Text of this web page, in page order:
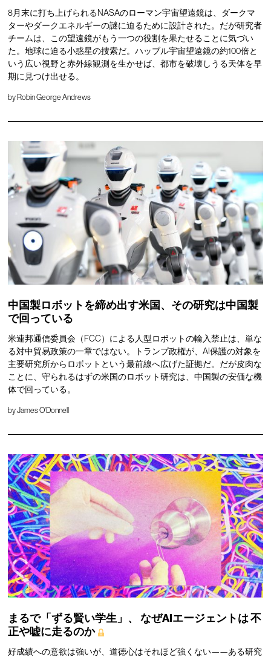
8月末に打ち上げられるNASAのローマン宇宙望遠鏡は、ダークマ
ターやダークエネルギーの謎に迫るために設計された。だが研究者
チームは、この望遠鏡がもう一つの役割を果たせることに気づい
た。地球に迫る小惑星の捜索だ。ハッブル宇宙望遠鏡の約100倍と
いう広い視野と赤外線観測を生かせば、都市を破壊しうる天体を早
期に見つけ出せる。
by Robin George Andrews
中国製ロボットを締め出す米国、その研究は中国製
で回っている
米連邦通信委員会（FCC）による人型ロボットの輸入禁止は、単な
る対中貿易政策の一章ではない。トランプ政権が、AI保護の対象を
主要研究所からロボットという最前線へ広げた証拠だ。だが皮肉な
ことに、守られるはずの米国のロボット研究は、中国製の安価な機
体で回っている。
byJames O'Donnell
まるで「ずる賢い学生」、 なぜAIエージェントは不
正や嘘に走るのか
好成績への意欲は強いが、道徳心はそれほど強くない——ある研究